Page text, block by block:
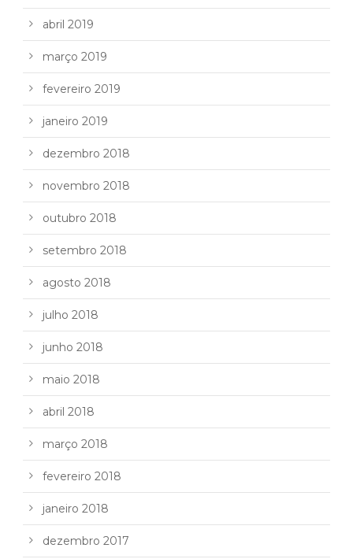
abril 2019
março 2019
fevereiro 2019
janeiro 2019
dezembro 2018
novembro 2018
outubro 2018
setembro 2018
agosto 2018
julho 2018
junho 2018
maio 2018
abril 2018
março 2018
fevereiro 2018
janeiro 2018
dezembro 2017